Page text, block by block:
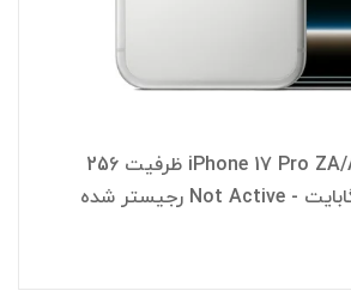
گوشی موبایل اپل iPhone 17 Pro ZA/A ظرفیت 256